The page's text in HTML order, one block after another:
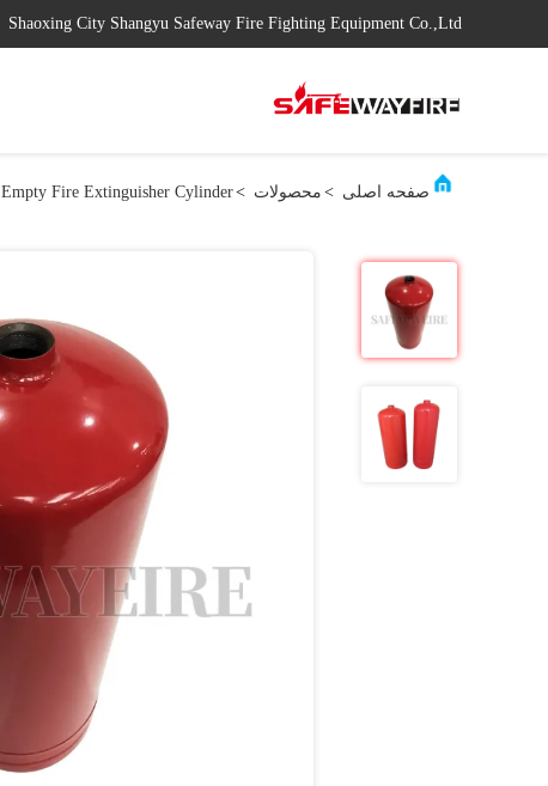
Shaoxing City Shangyu Safeway Fire Fighting Equipment Co.,Ltd
صفحه اصلی > محصولات >
Empty Fire Extinguisher Cylinder